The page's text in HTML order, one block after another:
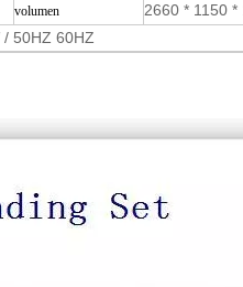
volumen
2660 * 1150 *
/ 50HZ 60HZ